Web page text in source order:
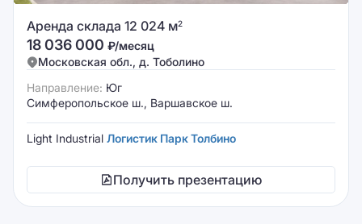
Аренда склада 12 024 м2
18 036 000 ₽/месяц
Московская обл., д. Тоболино
Направление: Юг
Симферопольское ш., Варшавское ш.
Light Industrial Логистик Парк Толбино
Получить презентацию